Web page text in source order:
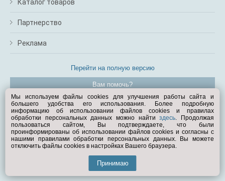
Каталог товаров
Партнерство
Реклама
Перейти на полную версию
Вам помочь?
© Exist.ru 1998—2026
Мы используем файлы cookies для улучшения работы сайта и
большего удобства его использования. Более подробную
информацию об использовании файлов cookies и правилах
обработки персональных данных можно найтиздесь. Продолжая
пользоваться сайтом, Вы подтверждаете, что были
проинформированы об использовании файлов cookies и согласны с
нашими правилами обработки персональных данных. Вы можете
отключить файлы cookies в настройках Вашего браузера.
Принимаю